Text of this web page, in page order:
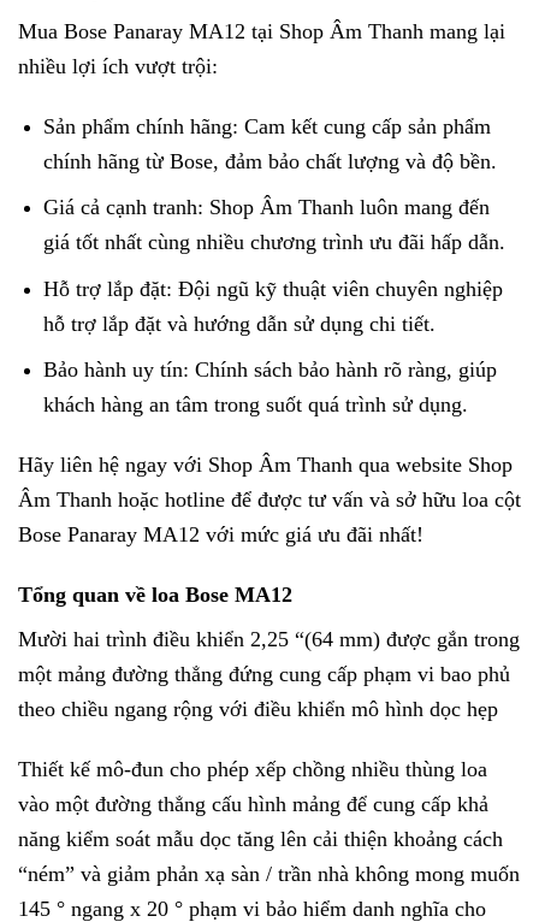
Mua Bose Panaray MA12 tại Shop Âm Thanh mang lại
nhiều lợi ích vượt trội:
Sản phẩm chính hãng: Cam kết cung cấp sản phẩm
chính hãng từ Bose, đảm bảo chất lượng và độ bền.
Giá cả cạnh tranh: Shop Âm Thanh luôn mang đến
giá tốt nhất cùng nhiều chương trình ưu đãi hấp dẫn.
Hỗ trợ lắp đặt: Đội ngũ kỹ thuật viên chuyên nghiệp
hỗ trợ lắp đặt và hướng dẫn sử dụng chi tiết.
Bảo hành uy tín: Chính sách bảo hành rõ ràng, giúp
khách hàng an tâm trong suốt quá trình sử dụng.
Hãy liên hệ ngay với Shop Âm Thanh qua website Shop
Âm Thanh hoặc hotline để được tư vấn và sở hữu loa cột
Bose Panaray MA12 với mức giá ưu đãi nhất!
Tổng quan về loa Bose MA12
Mười hai trình điều khiển 2,25 “(64 mm) được gắn trong
một mảng đường thẳng đứng cung cấp phạm vi bao phủ
theo chiều ngang rộng với điều khiển mô hình dọc hẹp
Thiết kế mô-đun cho phép xếp chồng nhiều thùng loa
vào một đường thẳng cấu hình mảng để cung cấp khả
năng kiểm soát mẫu dọc tăng lên cải thiện khoảng cách
“ném” và giảm phản xạ sàn / trần nhà không mong muốn
145 ° ngang x 20 ° phạm vi bảo hiểm danh nghĩa cho